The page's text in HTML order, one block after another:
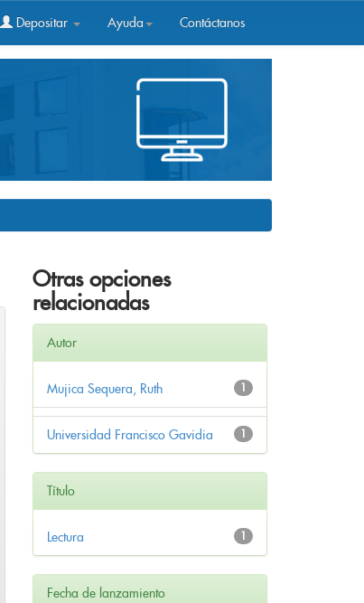
Depositar Ayuda Contáctanos
Otras opciones
relacionadas
Autor
1
Mujica Sequera, Ruth
1
Universidad Francisco Gavidia
Título
1
Lectura
Fecha de lanzamiento